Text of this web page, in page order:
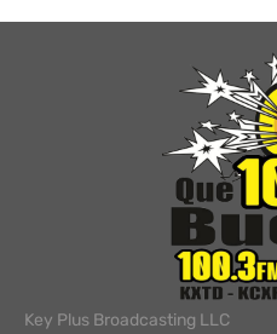
Key Plus Broadcasting LLC